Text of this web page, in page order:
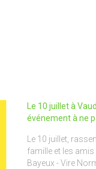
Le 10 juillet à
événement à ne
Le 10 juillet,
famille et les
Bayeux - Vire